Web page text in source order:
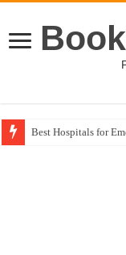
Best Hospitals for